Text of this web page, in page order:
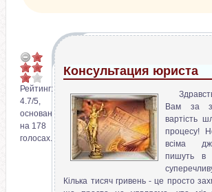
Консультация юриста
Вам за
вартість
процесу!
всіма
пишуть в
Кілька тисяч гривень - це просто
Рейтинг:
4.7/5,
основан
на 178
голосах.